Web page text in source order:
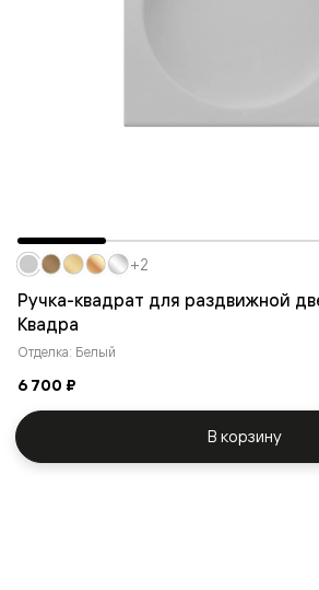
Ручка-квадрат для раздвижной
Квадра
Отделка: Белый
6 700 ₽
+2
В корзину